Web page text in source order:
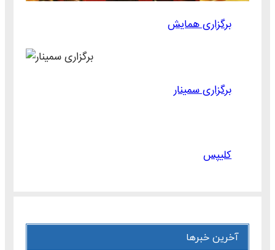
برگزاری همایش
برگزاری سمینار
کلیپس
آخرین خبرها